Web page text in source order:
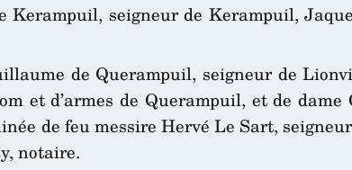
seigneur de Kerampuil,
de Querampuil, seigneur de
et d’armes de Querampuil, et de
de feu messire Hervé Le Sart,
notaire.